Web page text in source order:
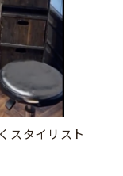
スタイリスト